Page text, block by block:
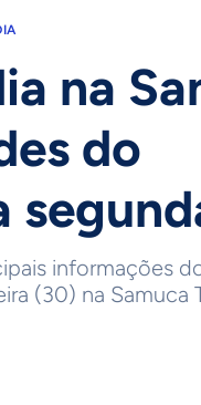
na
do
informações
(30) na Samuca